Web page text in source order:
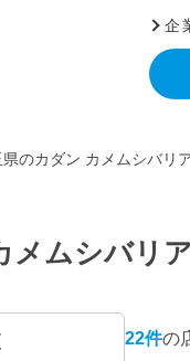
企
県のカダン カメムシバリ
メムシバリ
22件の